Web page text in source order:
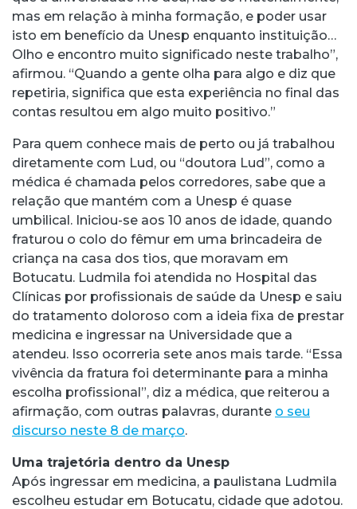
mas em relação à minha formação, e poder usar
isto em benefício da Unesp enquanto instituição…
Olho e encontro muito significado neste trabalho”,
afirmou. “Quando a gente olha para algo e diz que
repetiria, significa que esta experiência no final das
contas resultou em algo muito positivo.”
Para quem conhece mais de perto ou já trabalhou
diretamente com Lud, ou “doutora Lud”, como a
médica é chamada pelos corredores, sabe que a
relação que mantém com a Unesp é quase
umbilical. Iniciou-se aos 10 anos de idade, quando
fraturou o colo do fêmur em uma brincadeira de
criança na casa dos tios, que moravam em
Botucatu. Ludmila foi atendida no Hospital das
Clínicas por profissionais de saúde da Unesp e saiu
do tratamento doloroso com a ideia fixa de prestar
medicina e ingressar na Universidade que a
atendeu. Isso ocorreria sete anos mais tarde. “Essa
vivência da fratura foi determinante para a minha
escolha profissional”, diz a médica, que reiterou a
afirmação, com outras palavras, durante o seu
discurso neste 8 de março.
Uma trajetória dentro da Unesp
Após ingressar em medicina, a paulistana Ludmila
escolheu estudar em Botucatu, cidade que adotou.